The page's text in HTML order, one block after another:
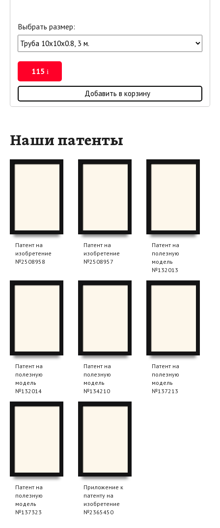
Выбрать размер:
115 i
Добавить в корзину
Наши патенты
Патент на
изобретение
№2508958
Патент на
изобретение
№2508957
Патент на
полезную
модель
№132013
Патент на
полезную
модель
№132014
Патент на
полезную
модель
№134210
Патент на
полезную
модель
№137213
Патент на
полезную
модель
№137323
Приложение к
патенту на
изобретение
№2365450